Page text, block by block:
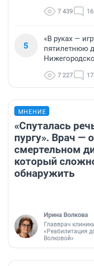
7 439 16
5
«В руках —
пятилетнюю
7 227 17
МНЕНИЕ
«Спуталась
пургу». Врач — о
смертельном
который
обнаружить
Ирина Волкова
Главврач
«Реабилитация
Волковой»